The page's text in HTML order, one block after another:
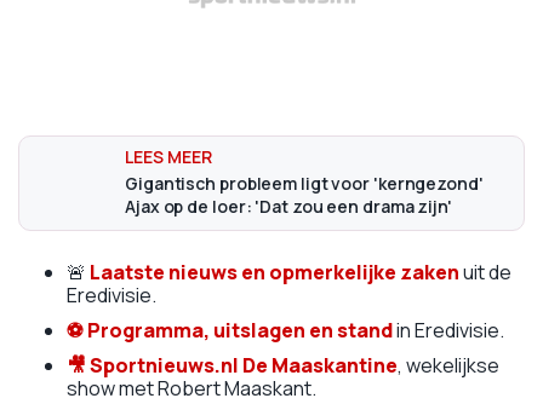
Gigantisch probleem ligt voor 'kerngezond'
Ajax op de loer: 'Dat zou een drama zijn'
🚨 Laatste nieuws en opmerkelijke zakenuit de
Eredivisie.
⚽Programma, uitslagen en standin Eredivisie.
🎥Sportnieuws.nl De Maaskantine, wekelijkse
show met Robert Maaskant.